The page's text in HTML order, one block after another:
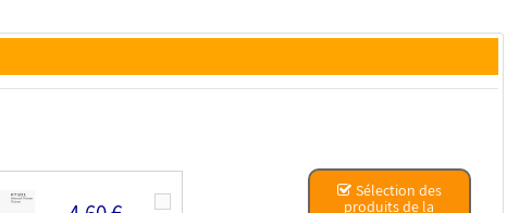
Sélection des
produits de la